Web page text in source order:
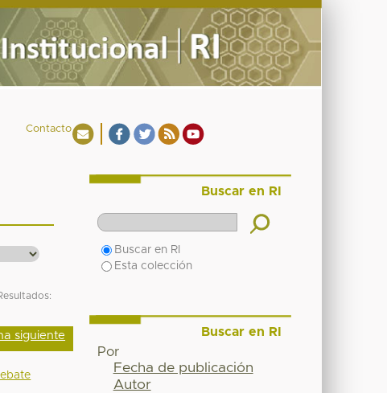
Contacto
siguiente
Buscar en RI
Buscar en RI
Esta colección
Buscar en RI
Por
Fecha de publicación
Autor